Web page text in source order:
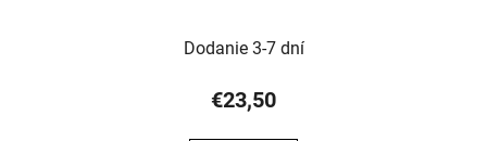
Dodanie 3-7 dní
€23,50